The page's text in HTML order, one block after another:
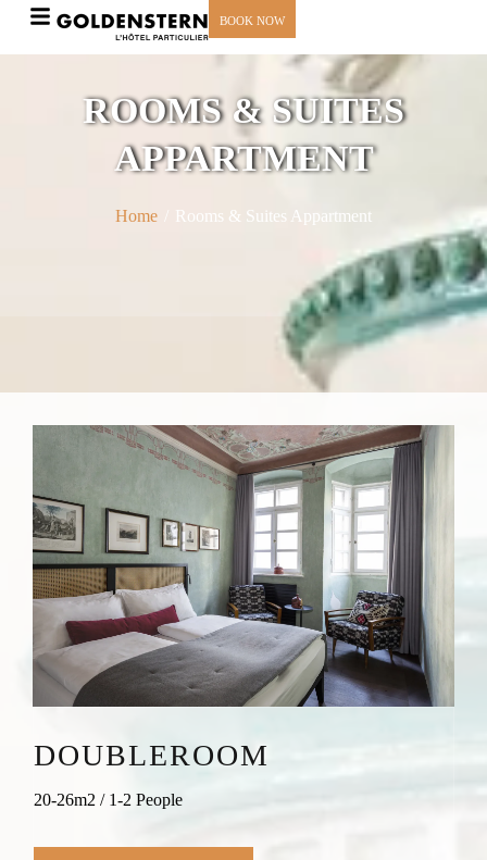
BOOK NOW
ROOMS & SUITES
APPARTMENT
Home Rooms & Suites Appartment
DOUBLEROOM
20-26m2 / 1-2 People